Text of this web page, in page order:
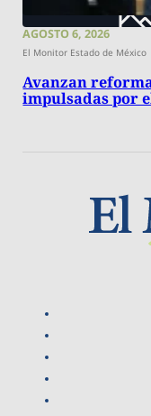
AGOSTO 6, 2026
El Monitor Estado de México
Avanzan
impulsadas por